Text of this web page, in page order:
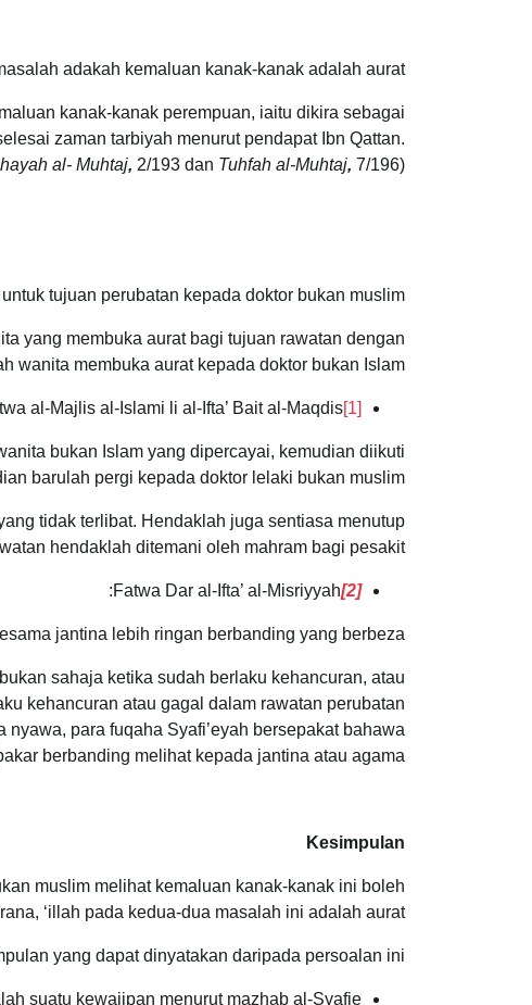
adakah kemaluan kanak-kanak adalah aurat.
kanak-kanak perempuan, iaitu dikira sebagai
zaman tarbiyah menurut pendapat Ibn Qattan.
al- Muhtaj, 2/193 dan Tuhfah al-Muhtaj, 7/196)
tujuan perubatan kepada doktor bukan muslim.
yang membuka aurat bagi tujuan rawatan dengan
wanita membuka aurat kepada doktor bukan Islam:
al-Majlis al-Islami li al-Ifta’ Bait al-Maqdis [1]
bukan Islam yang dipercayai, kemudian diikuti
barulah pergi kepada doktor lelaki bukan muslim.
tidak terlibat. Hendaklah juga sentiasa menutup
hendaklah ditemani oleh mahram bagi pesakit.
Fatwa Dar al-Ifta’ al-Misriyyah[2]
:
jantina lebih ringan berbanding yang berbeza.
sahaja ketika sudah berlaku kehancuran, atau
kehancuran atau gagal dalam rawatan perubatan
para fuqaha Syafi’eyah bersepakat bahawa
berbanding melihat kepada jantina atau agama.
Kesimpulan
muslim melihat kemaluan kanak-kanak ini boleh
‘illah pada kedua-dua masalah ini adalah aurat.
yang dapat dinyatakan daripada persoalan ini:
suatu kewajipan menurut mazhab al-Syafie.